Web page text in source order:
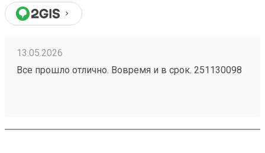
13.05.2026
Все прошло отлично. Вовремя и в срок. 251130098